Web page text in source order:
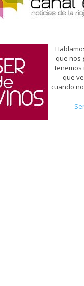
que nos
tenemos
que
cuando